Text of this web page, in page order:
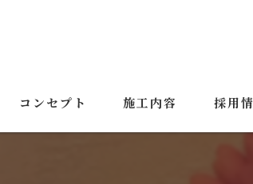
コンセプト 施工内容 採用